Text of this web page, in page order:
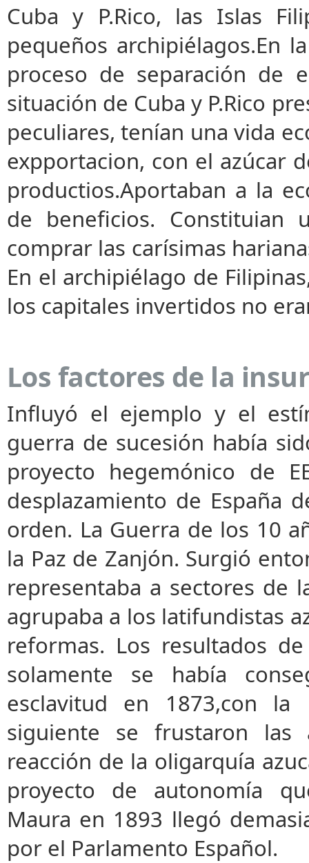
Cuba y P.Rico, las Islas
pequeños archipiélagos.En
proceso de separación de
situación de Cuba y P.Rico
peculiares, tenían una vida
expportacion, con el azúcar
productios.Aportaban a la
de beneficios. Constituian
comprar las carísimas
En el archipiélago de
los capitales invertidos no
Los factores de la
Influyó el ejemplo y el
guerra de sucesión había
proyecto hegemónico de
desplazamiento de España
orden. La Guerra de los 10
la Paz de Zanjón. Surgió
representaba a sectores de
agrupaba a los latifundistas
reformas. Los resultados
solamente se había
esclavitud en 1873,con la
siguiente se frustaron las
reacción de la oligarquía
proyecto de autonomía
Maura en 1893 llegó
por el Parlamento Español.